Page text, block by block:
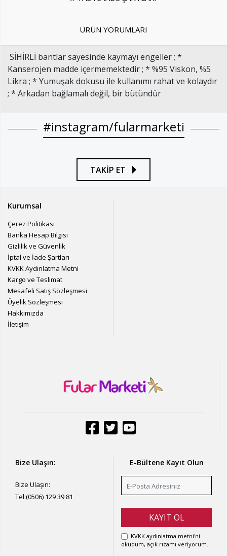
ÜRÜN YORUMLARI
SİHİRLİ bantlar sayesinde kaymayı engeller ; *
Kanserojen madde içermemektedir ; * %95 Viskon, %5
Likra ; * Yumuşak dokusu ile kullanımı rahat ve kolaydır
; * Arkadan bağlamalı değil, bir bütündür
#instagram/fularmarketi
TAKİP ET
Kurumsal
Çerez Politikası
Banka Hesap Bilgisi
Gizlilik ve Güvenlik
İptal ve İade Şartları
KVKK Aydınlatma Metni
Kargo ve Teslimat
Mesafeli Satış Sözleşmesi
Üyelik Sözleşmesi
Hakkımızda
İletişim
Bize Ulaşın:
Bize Ulaşın:
Tel:(0506) 129 39 81
E-Bültene Kayıt Olun
KVKK aydınlatma metni'ni
okudum, açık rızamı veriyorum.